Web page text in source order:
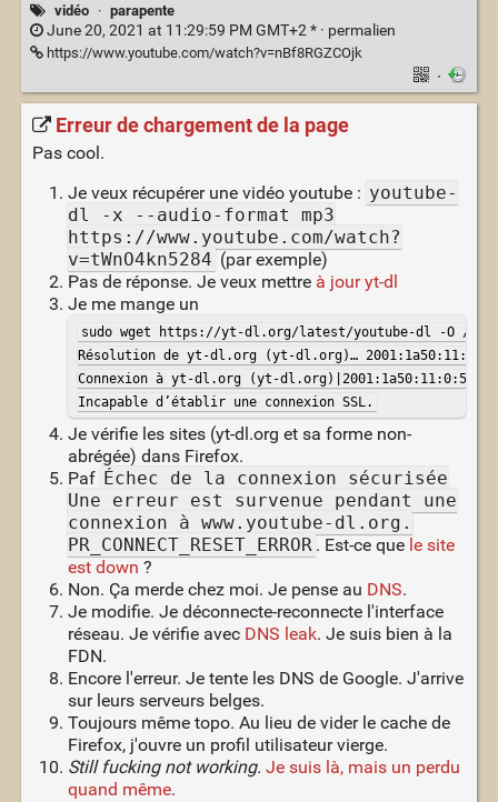
vidéo · parapente
June 20, 2021 at 11:29:59 PM GMT+2 * · permalien
https://www.youtube.com/watch?v=nBf8RGZCOjk
·
Erreur de chargement de la page
Pas cool.
Je veux récupérer une vidéo youtube : youtube-
dl -x --audio-format mp3
https://www.youtube.com/watch?
v=tWnO4kn5284 (par exemple)
Pas de réponse. Je veux mettre à jour yt-dl
Je me mange un
sudo wget https://yt-dl.org/latest/youtube-dl -O /
Résolution de yt-dl.org (yt-dl.org)…
Connexion à yt-dl.org (yt-
Incapable d’établir une connexion SSL.
Je vérifie les sites (yt-dl.org et sa forme non-
abrégée) dans Firefox.
Paf Échec de la connexion sécurisée
Une erreur est survenue pendant une
connexion à www.youtube-dl.org.
PR_CONNECT_RESET_ERROR . Est-ce que le site
est down ?
Non. Ça merde chez moi. Je pense au DNS.
Je modifie. Je déconnecte-reconnecte l'interface
réseau. Je vérifie avec DNS leak. Je suis bien à la
FDN.
Encore l'erreur. Je tente les DNS de Google. J'arrive
sur leurs serveurs belges.
Toujours même topo. Au lieu de vider le cache de
Firefox, j'ouvre un profil utilisateur vierge.
Still fucking not working. Je suis là, mais un perdu
quand même.